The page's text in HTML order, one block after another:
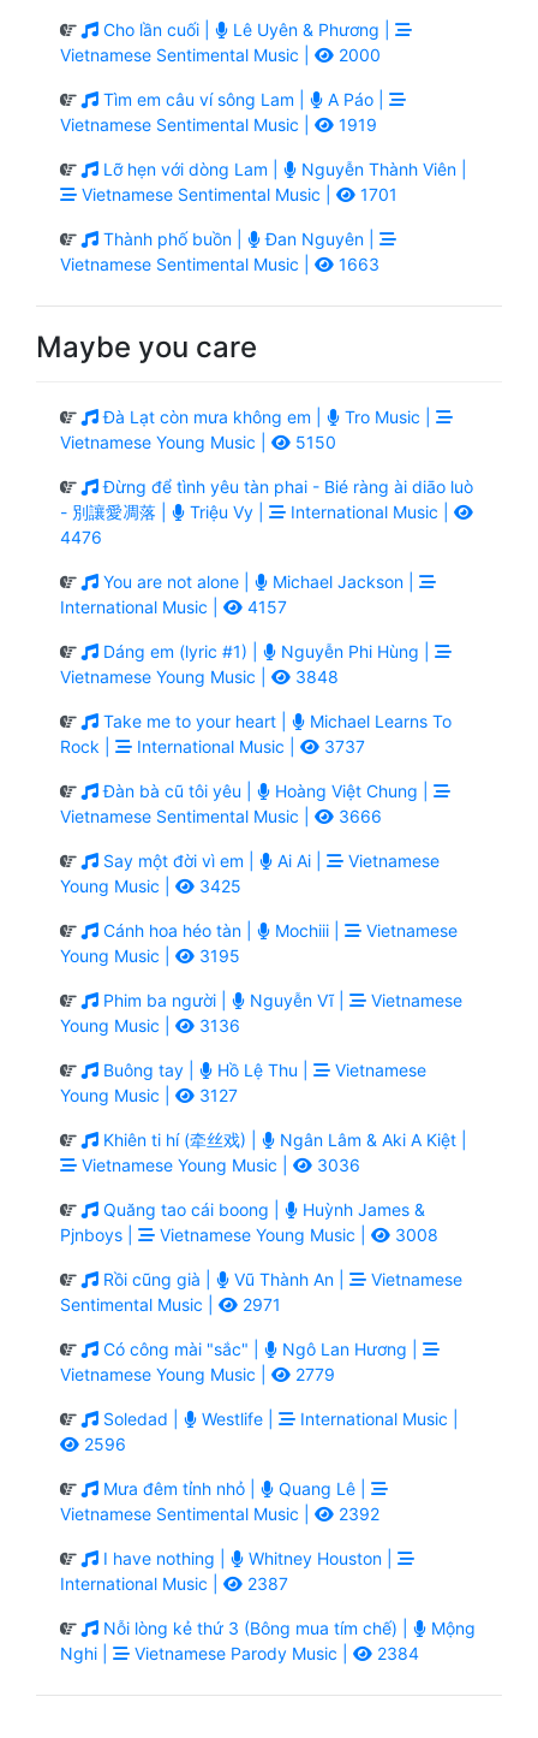
Cho lần cuối |
Lê Uyên & Phương |
Vietnamese Sentimental Music |
2000
Tìm em câu ví sông Lam |
A Páo |
Vietnamese Sentimental Music |
1919
Lỡ hẹn với dòng Lam |
Nguyễn Thành Viên |
Vietnamese Sentimental Music |
1701
Thành phố buồn |
Đan Nguyên |
Vietnamese Sentimental Music |
1663
Maybe you care
Đà Lạt còn mưa không em |
Tro Music |
Vietnamese Young Music |
5150
Đừng để tình yêu tàn phai - Bié ràng ài diāo luò
- 別讓愛凋落 |
Triệu Vy |
International Music |
4476
You are not alone |
Michael Jackson |
International Music |
4157
Dáng em (lyric #1) |
Nguyễn Phi Hùng |
Vietnamese Young Music |
3848
Take me to your heart |
Michael Learns To
Rock |
International Music | 3737
Đàn bà cũ tôi yêu |
Hoàng Việt Chung |
Vietnamese Sentimental Music |
3666
Say một đời vì em | Ai Ai |
Vietnamese
Young Music |
3425
Cánh hoa héo tàn | Mochiii |
Vietnamese
Young Music |
3195
Phim ba người | Nguyễn Vĩ |
Vietnamese
Young Music |
3136
Buông tay | Hồ Lệ Thu |
Vietnamese
Young Music |
3127
Khiên ti hí (牵丝戏) |
Ngân Lâm & Aki A Kiệt |
Vietnamese Young Music |
3036
Quăng tao cái boong |
Huỳnh James &
Pjnboys |
Vietnamese Young Music | 3008
Rồi cũng già | Vũ Thành An |
Vietnamese
Sentimental Music |
2971
Có công mài "sắc" |
Ngô Lan Hương |
Vietnamese Young Music |
2779
Soledad | Westlife |
International Music |
2596
Mưa đêm tỉnh nhỏ |
Quang Lê |
Vietnamese Sentimental Music |
2392
I have nothing |
Whitney Houston |
International Music |
2387
Nỗi lòng kẻ thứ 3 (Bông mua tím chế) |
Mộng
Nghi |
Vietnamese Parody Music | 2384